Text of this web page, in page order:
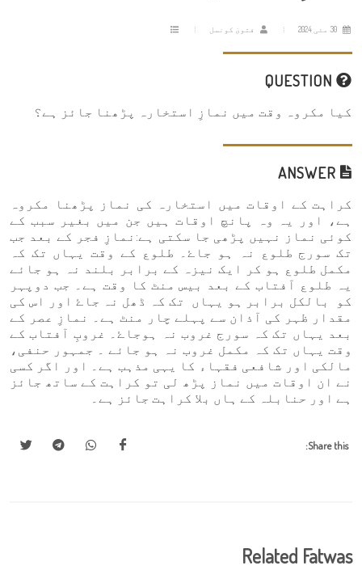
فتویٰ کونسل
کیا مکروہ وقت میں نمازِ استخارہ پڑھنا جائز ہے؟
کراہت کے اوقات میں استخارہ کی نماز پڑھنا مکروہ
ہے، اور یہ وہ پانچ اوقات ہیں جن میں بغیر سبب کے
کوئی نماز نہیں پڑھی جا سکتی ہے:نمازِ فجر کے بعد جب
تک سورج طلوع نہ ہو جاۓ۔ طلوع کے وقت یہاں تک کہ
مکمل طلوع ہو کر ایک نیزہ کے برابر بلند نہ ہو جائے
یہ طلوع آفتاب کے بعد بیس منٹ کا وقت ہے۔ جب دوپہر
کو بالکل برابر ہو یہاں تک کہ ڈھل نہ جاۓ اور اس کی
مقدار ظہر کی آذان سے پہلے چار منٹ ہے۔ نمازِ عصر کے
بعد یہاں تک کہ سورج غروب نہ ہوجاۓ۔ غروبِ آفتاب کے
وقت یہاں تک کہ مکمل غروب نہ ہو جائے ۔ جمہور حنفی،
مالکی اور شافعی فقہاء کا یہی مذہب ہے۔ اور اگر کسی
نے ان اوقات میں نماز پڑھ لی تو کراہت کے ساتھ جائز
ہے اور حنابلہ کے ہاں بلا کراہت جائز ہے۔
Share this:
Related Fatwas